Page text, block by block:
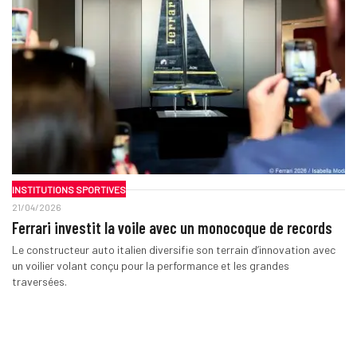
INSTITUTIONS SPORTIVES
21/04/2026
Ferrari investit la voile avec un monocoque de records
Le constructeur auto italien diversifie son terrain d’innovation avec
un voilier volant conçu pour la performance et les grandes
traversées.